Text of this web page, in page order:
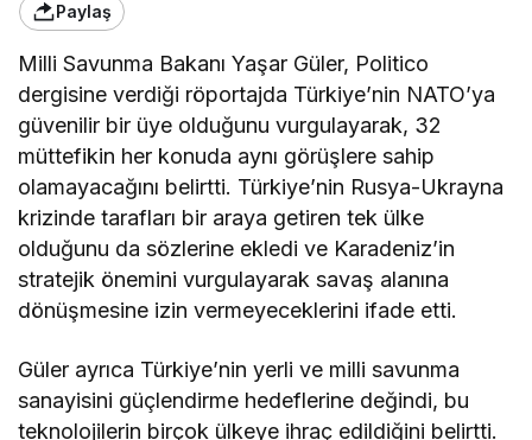
Paylaş
Milli Savunma Bakanı Yaşar Güler, Politico
dergisine verdiği röportajda Türkiye’nin NATO’ya
güvenilir bir üye olduğunu vurgulayarak, 32
müttefikin her konuda aynı görüşlere sahip
olamayacağını belirtti. Türkiye’nin Rusya-Ukrayna
krizinde tarafları bir araya getiren tek ülke
olduğunu da sözlerine ekledi ve Karadeniz’in
stratejik önemini vurgulayarak savaş alanına
dönüşmesine izin vermeyeceklerini ifade etti.
Güler ayrıca Türkiye’nin yerli ve milli savunma
sanayisini güçlendirme hedeflerine değindi, bu
teknolojilerin birçok ülkeye ihraç edildiğini belirtti.